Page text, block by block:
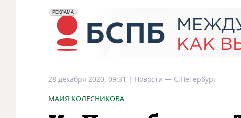
erid: 2VfnxyFybV5
РЕКЛАМА
ПАО "Банк "Санкт-Петербург", ИНН: 7831000027
28 декабря 2020, 09:31 | Новости — С.Петербург
МАЙЯ КОЛЕСНИКОВА